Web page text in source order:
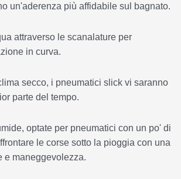
un'aderenza più affidabile sul bagnato.
attraverso le scanalature per
in curva.
secco, i pneumatici slick vi saranno
parte del tempo.
optate per pneumatici con un po' di
le corse sotto la pioggia con una
e maneggevolezza.